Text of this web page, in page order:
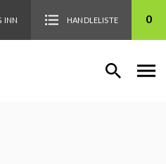
INN HANDLELISTE 0